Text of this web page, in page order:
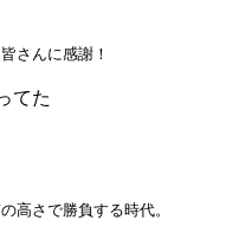
さんに感謝！
てた
高さで勝負する時代。